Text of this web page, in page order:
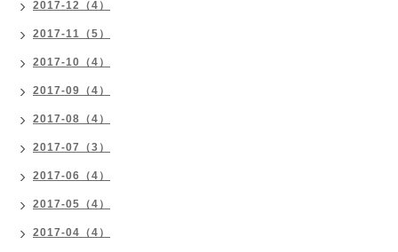
2017-12（4）
2017-11（5）
2017-10（4）
2017-09（4）
2017-08（4）
2017-07（3）
2017-06（4）
2017-05（4）
2017-04（4）